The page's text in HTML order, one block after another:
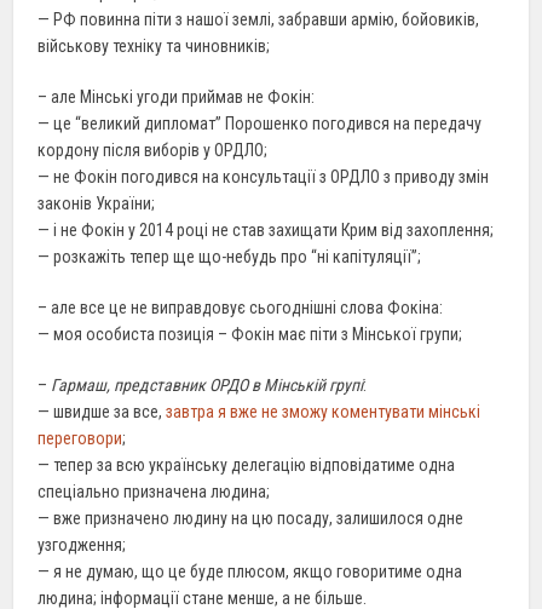
— РФ повинна піти з нашої землі, забравши армію, бойовиків,
військову техніку та чиновників;
– але Мінські угоди приймав не Фокін:
— це “великий дипломат” Порошенко погодився на передачу
кордону після виборів у ОРДЛО;
— не Фокін погодився на консультації з ОРДЛО з приводу змін
законів України;
— і не Фокін у 2014 році не став захищати Крим від захоплення;
— розкажіть тепер ще що-небудь про “нi капітуляції”;
– але все це не виправдовує сьогоднішні слова Фокіна:
— моя особиста позиція – Фокін має піти з Мінської групи;
– Гармаш, представник ОРДО в Мінській групі:
— швидше за все,завтра я вже не зможу коментувати мінські
переговори;
— тепер за всю українську делегацію відповідатиме одна
спеціально призначена людина;
— вже призначено людину на цю посаду, залишилося одне
узгодження;
— я не думаю, що це буде плюсом, якщо говоритиме одна
людина; інформації стане менше, а не більше.